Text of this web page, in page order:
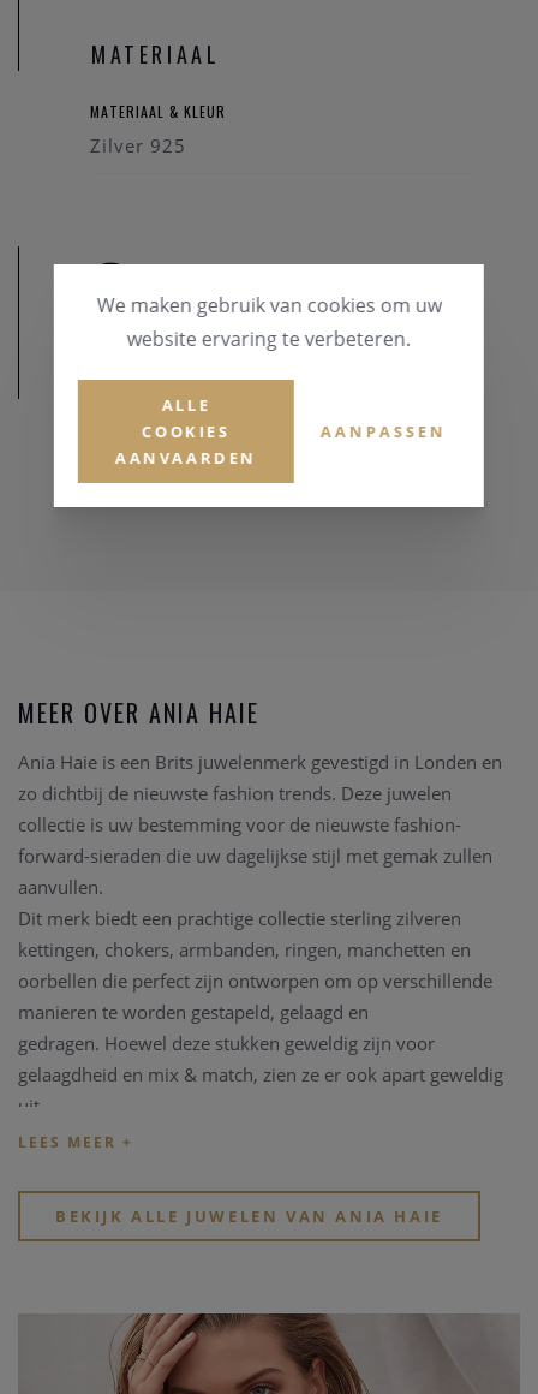
MATERIAAL
MATERIAAL & KLEUR
Zilver 925
AFMETINGEN
MEER OVER ANIA HAIE
Ania Haie is een Brits juwelenmerk gevestigd in Londen en
zo dichtbij de nieuwste fashion trends. Deze juwelen
collectie is uw bestemming voor de nieuwste fashion-
forward-sieraden die uw dagelijkse stijl met gemak zullen
aanvullen.
Dit merk biedt een prachtige collectie sterling zilveren
kettingen, chokers, armbanden, ringen, manchetten en
oorbellen die perfect zijn ontworpen om op verschillende
manieren te worden gestapeld, gelaagd en
gedragen. Hoewel deze stukken geweldig zijn voor
gelaagdheid en mix & match, zien ze er ook apart geweldig
uit.
Elk juweel is toegankelijk, trendy en altijd moeiteloos chic.
BEKIJK ALLE JUWELEN VAN ANIA HAIE
We maken gebruik van cookies om uw
website ervaring te verbeteren.
ALLE
COOKIES
AANVAARDEN
AANPASSEN